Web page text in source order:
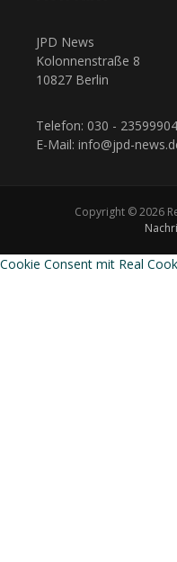
JPD News
Kolonnenstraße 8
10827 Berlin
Telefon: 030 - 23599904
E-Mail: info@jpd-
Copyright © 2026
Cookie Consent mit Real